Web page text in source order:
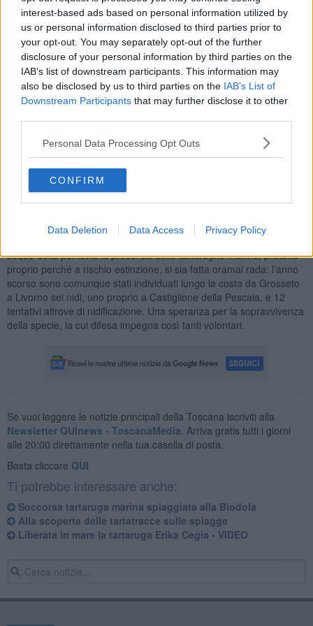
interest-based ads based on personal information utilized by
us or personal information disclosed to third parties prior to
your opt-out. You may separately opt-out of the further
disclosure of your personal information by third parties on the
IAB’s list of downstream participants. This information may
also be disclosed by us to third parties on the IAB’s List of
Downstream Participants that may further disclose it to other
Personal Data Processing Opt Outs
CONFIRM
Data Deletion Data Access Privacy Policy
suo habitat naturale, dopo aver ripreso le forze nella piscina del
centro di recupero di Grosseto.
Nei prossimi mesi un sofisticato localizzatore gps lo seguirà nel suo
girovagare per il Mediterraneo (e forse anche oltre), fornendo
importanti informazioni ai ricercatori dell’Università di Pisa,
nell'ambito del progettoNatNet,finanziato dalla Regione e che
recupero.
Sarà il primo maschio seguito in Toscana dal satellite.
sono infatti meno numerosi della tartarughe dell’altro sesso e
spiaggiano più facilmente, perché si spingono fin sulla riva per
acque della penisola la presenza delle tartarughe marine, protette
proprio perché a rischio estinzione, si sia fatta oramai rada: l’anno
scorso sono comunque stati individuati lungo la costa da Grosseto
a Livorno sei nidi, uno proprio a Castiglione della Pescaia, e 12
tentativi altrove di nidificazione. Una speranza per la sopravvivenza
della specie, la cui difesa impegna così tanti volontari.
Se vuoi leggere le notizie principali della Toscana iscriviti alla
Newsletter QUInews - ToscanaMedia. Arriva gratis tutti i giorni
alle 20:00 direttamente nella tua casella di posta.
Basta cliccare QUI
Ti potrebbe interessare anche:
Soccorsa tartaruga marina spiaggiata alla Biodola
Alla scoperta delle tartatracce sulle spiagge
Liberata in mare la tartaruga Erika Cegia - VIDEO